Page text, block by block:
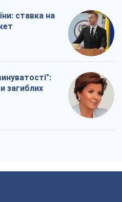
ставка на
загиблих